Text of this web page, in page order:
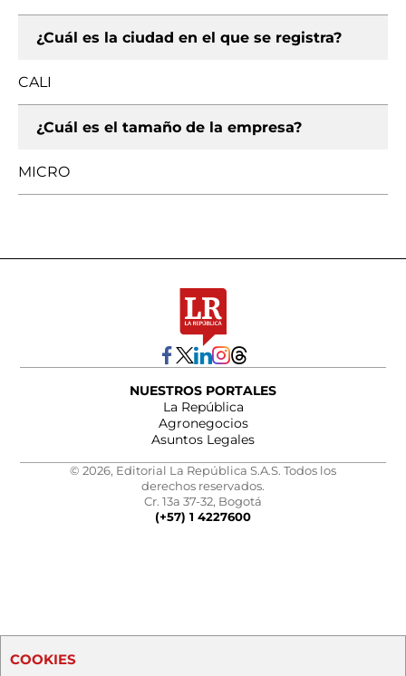
¿Cuál es la ciudad en el que se registra?
CALI
¿Cuál es el tamaño de la empresa?
MICRO
NUESTROS PORTALES
La República
Agronegocios
Asuntos Legales
© 2026, Editorial La República S.A.S. Todos los
derechos reservados.
Cr. 13a 37-32, Bogotá
(+57) 1 4227600
COOKIES